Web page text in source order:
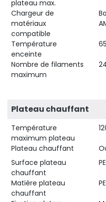
plateau max.
Chargeur de
matériaux
compatible
Température
enceinte
Nombre de filaments
maximum
Plateau chauffant
Température
maximum plateau
Plateau chauffant
Surface plateau
chauffant
Matière plateau
chauffant